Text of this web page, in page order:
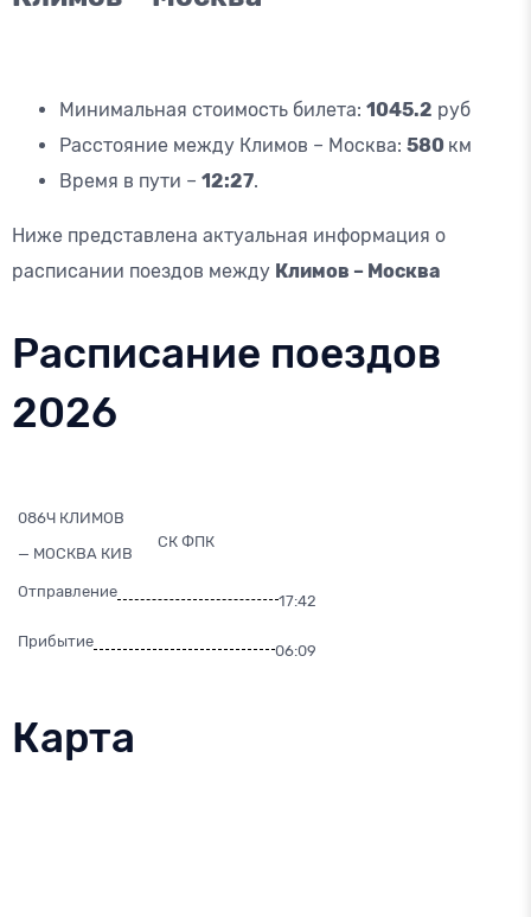
Минимальная стоимость билета: 1045.2 руб
Расстояние между Климов – Москва: 580 км
Время в пути – 12:27.
Ниже представлена актуальная информация о
расписании поездов между Климов – Москва
Расписание поездов
2026
086Ч КЛИМОВ
— МОСКВА КИВ
СК ФПК
Отправление
17:42
Прибытие
06:09
Карта